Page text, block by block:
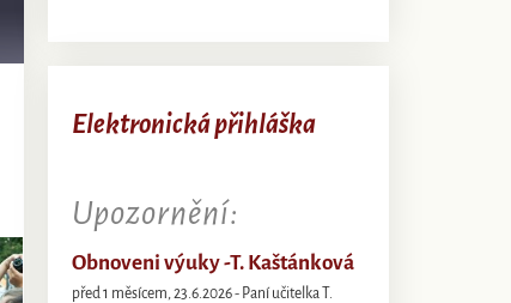
Elektronická přihláška
Upozornění:
Obnoveni výuky -T. Kaštánková
před 1 měsícem, 23.6.2026 - Paní učitelka T.